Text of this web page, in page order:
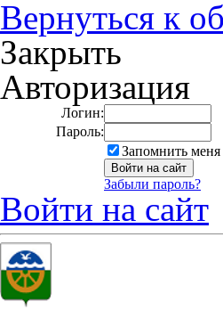
Вернуться к
Закрыть
Авторизация
Логин:
Пароль:
Запомнить
Забыли пароль?
Войти на сайт